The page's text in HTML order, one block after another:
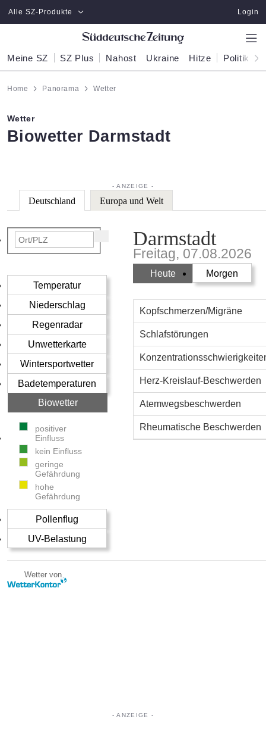
Zum Hauptinhalt springen
Alle SZ-Produkte Login
Meine SZ SZ Plus Nahost Ukraine Hitze Politik
Home Panorama Wetter
Wetter
:
Biowetter Darmstadt
Deutschland Europa und Welt
Temperatur
Niederschlag
Regenradar
Unwetterkarte
Wintersportwetter
Badetemperaturen
Biowetter
positiver
Einfluss
kein Einfluss
geringe
Gefährdung
hohe
Gefährdung
Pollenflug
UV-Belastung
Darmstadt
Freitag, 07.08.2026
Heute Morgen
Kopfschmerzen/Migräne
Schlafstörungen
Herz-Kreislauf-Beschwerden
Atemwegsbeschwerden
Rheumatische Beschwerden
Wetter von